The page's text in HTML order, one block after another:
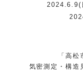
2024.6.9(
「高
気密測定・構造